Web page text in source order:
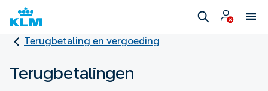
Terugbetaling en vergoeding
Terugbetalingen